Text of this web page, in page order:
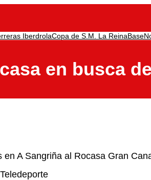
IberdrolaCopa de S.M. La ReinaBase
en busca
A Sangriña al Rocasa Gran